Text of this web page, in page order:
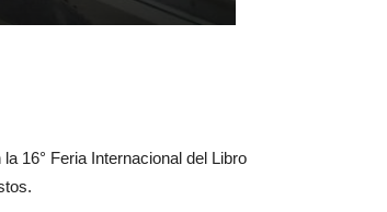
16° Feria Internacional del Libro